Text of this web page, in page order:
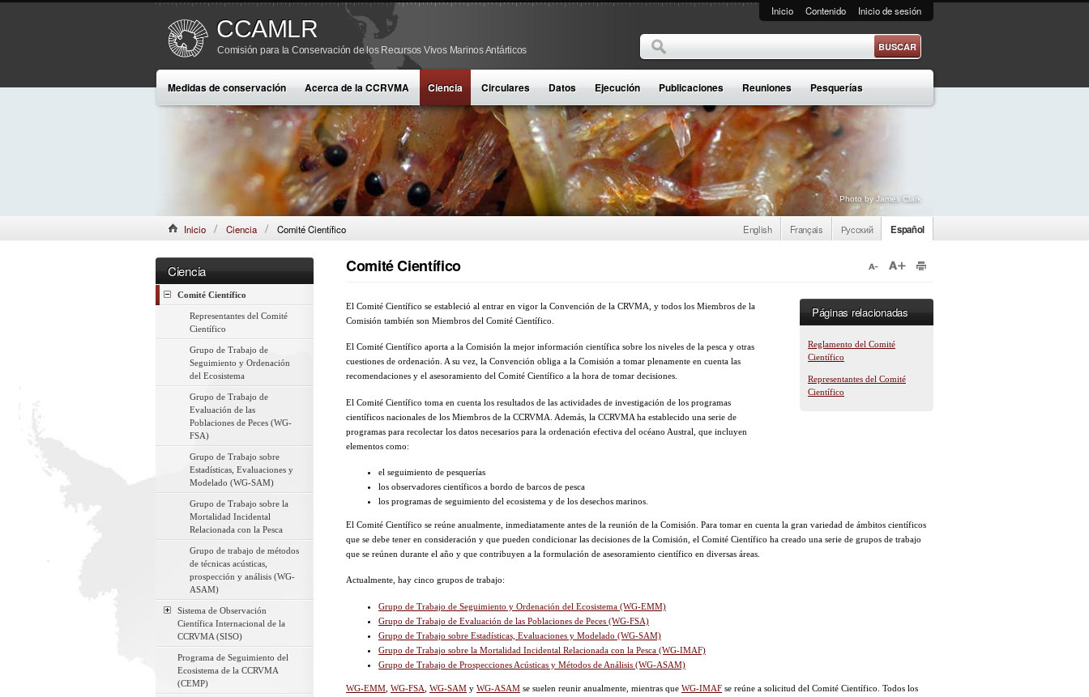
CCAMLR
Comisión para la Conservación de los Recursos Vivos Marinos Antárticos
Inicio Contenido Inicio de sesión
Formulario de búsqueda
Buscar
Medidas de conservación Acerca de la CCRVMA Ciencia Circulares Datos Ejecución Publicaciones Reuniones Pesquerías
Photo by James Clark
English Français Русский Español
Inicio Ciencia Comité Científico
Ciencia
Comité Científico
Representantes del Comité
Científico
Grupo de Trabajo de
Seguimiento y Ordenación
del Ecosistema
Grupo de Trabajo de
Evaluación de las
Poblaciones de Peces (WG-
FSA)
Grupo de Trabajo sobre
Estadísticas, Evaluaciones y
Modelado (WG-SAM)
Grupo de Trabajo sobre la
Mortalidad Incidental
Relacionada con la Pesca
Grupo de trabajo de métodos
de técnicas acústicas,
prospección y análisis (WG-
ASAM)
Sistema de Observación
Científica Internacional de la
CCRVMA (SISO)
Programa de Seguimiento del
Ecosistema de la CCRVMA
(CEMP)
Comité Científico
Páginas relacionadas
Reglamento del Comité
Científico
Representantes del Comité
Científico
El Comité Científico se estableció al entrar en vigor la Convención de la CRVMA, y todos los Miembros de la
Comisión también son Miembros del Comité Científico.
El Comité Científico aporta a la Comisión la mejor información científica sobre los niveles de la pesca y otras
cuestiones de ordenación. A su vez, la Convención obliga a la Comisión a tomar plenamente en cuenta las
recomendaciones y el asesoramiento del Comité Científico a la hora de tomar decisiones.
El Comité Científico toma en cuenta los resultados de las actividades de investigación de los programas
científicos nacionales de los Miembros de la CCRVMA. Además, la CCRVMA ha establecido una serie de
programas para recolectar los datos necesarios para la ordenación efectiva del océano Austral, que incluyen
elementos como:
el seguimiento de pesquerías
los observadores científicos a bordo de barcos de pesca
los programas de seguimiento del ecosistema y de los desechos marinos.
El Comité Científico se reúne anualmente, inmediatamente antes de la reunión de la Comisión. Para tomar en cuenta la gran variedad de ámbitos científicos
que se debe tener en consideración y que pueden condicionar las decisiones de la Comisión, el Comité Científico ha creado una serie de grupos de trabajo
que se reúnen durante el año y que contribuyen a la formulación de asesoramiento científico en diversas áreas.
Actualmente, hay cinco grupos de trabajo:
Grupo de Trabajo de Seguimiento y Ordenación del Ecosistema (WG-EMM)
Grupo de Trabajo de Evaluación de las Poblaciones de Peces (WG-FSA)
Grupo de Trabajo sobre Estadísticas, Evaluaciones y Modelado (WG-SAM)
Grupo de Trabajo sobre la Mortalidad Incidental Relacionada con la Pesca (WG-IMAF)
Grupo de Trabajo de Prospecciones Acústicas y Métodos de Análisis (WG-ASAM)
WG-EMM WG-FSA WG-SAM y WG-ASAM se suelen reunir anualmente, mientras que WG-IMAF se reúne a solicitud del Comité Científico. Todos los